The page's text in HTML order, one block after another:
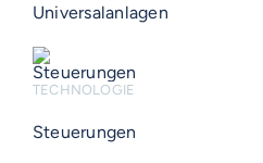
Universalanlagen
TECHNOLOGIE
Steuerungen